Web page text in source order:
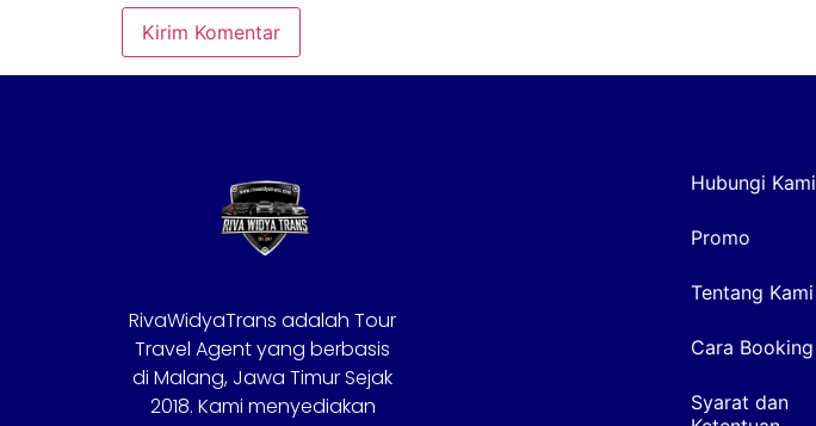
RivaWidyaTrans adalah Tour
Travel Agent yang berbasis
di Malang, Jawa Timur Sejak
2018. Kami menyediakan
Hubungi Kami
Promo
Tentang Kami
Cara Booking
Syarat dan